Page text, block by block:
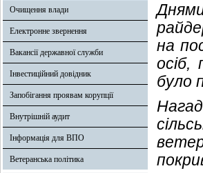
Очищення влади
Електронне звернення
Вакансії державної служби
Інвестиційний довідник
Запобігання проявам корупції
Внутрішній аудит
Інформація для ВПО
Ветеранська політика
на
осіб,
було